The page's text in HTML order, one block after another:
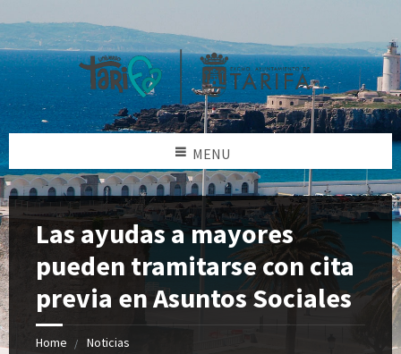
MENU
Las ayudas a mayores
pueden tramitarse con cita
previa en Asuntos Sociales
Home Noticias